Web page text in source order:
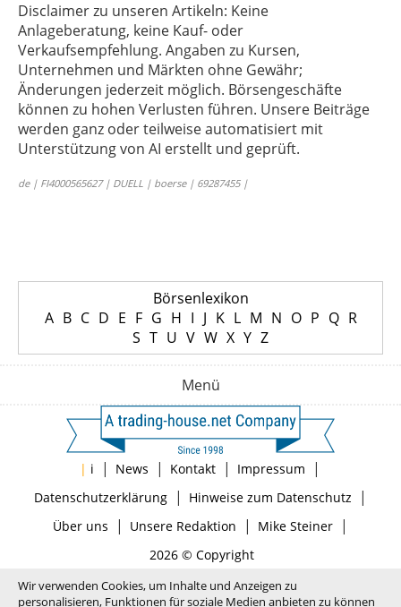
Disclaimer zu unseren Artikeln: Keine
Anlageberatung, keine Kauf- oder
Verkaufsempfehlung. Angaben zu Kursen,
Unternehmen und Märkten ohne Gewähr;
Änderungen jederzeit möglich. Börsengeschäfte
können zu hohen Verlusten führen. Unsere Beiträge
werden ganz oder teilweise automatisiert mit
Unterstützung von AI erstellt und geprüft.
de | FI4000565627 | DUELL | boerse | 69287455 |
Börsenlexikon
A B C D E F G H I J K L M N O P Q R
S T U V W X Y Z
Menü
| i | News | Kontakt | Impressum |
Datenschutzerklärung| Hinweise zum Datenschutz |
Über uns | Unsere Redaktion | Mike Steiner|
2026 © Copyright
Wir verwenden Cookies, um Inhalte und Anzeigen zu
personalisieren, Funktionen für soziale Medien anbieten zu können